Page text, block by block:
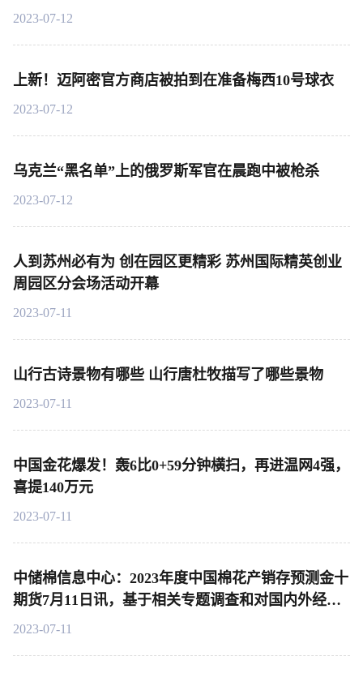
2023-07-12
上新！迈阿密官方商店被拍到在准备梅西10号球衣
2023-07-12
乌克兰“黑名单”上的俄罗斯军官在晨跑中被枪杀
2023-07-12
人到苏州必有为 创在园区更精彩 苏州国际精英创业
周园区分会场活动开幕
2023-07-11
山行古诗景物有哪些 山行唐杜牧描写了哪些景物
2023-07-11
中国金花爆发！轰6比0+59分钟横扫，再进温网4强，
喜提140万元
2023-07-11
中储棉信息中心：2023年度中国棉花产销存预测金十
期货7月11日讯，基于相关专题调查和对国内外经济
环境及市场状况的分析，对2022年度和2023年度中国
2023-07-11